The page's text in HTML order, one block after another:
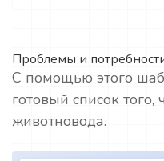
Проблемы и
С помощью этого
готовый список
животновода.